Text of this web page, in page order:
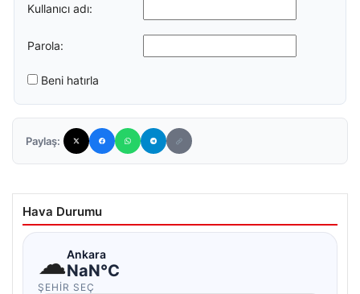
Kullanıcı adı:
Parola:
Beni hatırla
Paylaş:
Hava Durumu
☁Ankara
NaN°C
ŞEHIR SEÇ